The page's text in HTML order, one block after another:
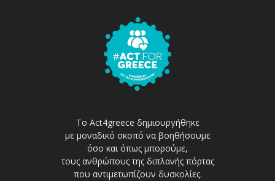
Το Act4greece δημιουργήθηκε
με μοναδικό σκοπό να βοηθήσουμε
όσο και όπως μπορούμε,
τους ανθρώπους της διπλανής πόρτας
που αντιμετωπίζουν δυσκολίες.